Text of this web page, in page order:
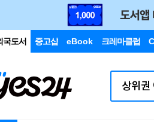
국도서 중고샵 eBook 크레마클럽